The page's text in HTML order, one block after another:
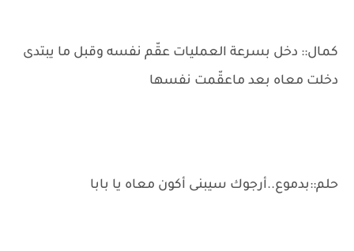
كمال:: دخل بسرعة العمليات عقّم نفسه وقبل ما يبتدى
دخلت معاه بعد ماعقّمت نفسها
حلم::بدموع..أرجوك سيبنى أكون معاه يا بابا